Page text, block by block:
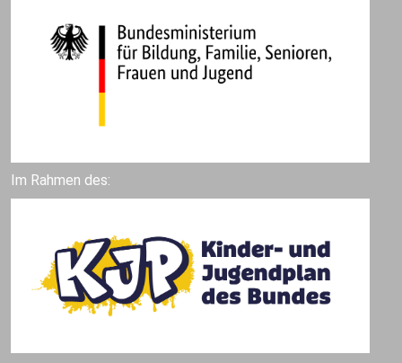
Im Rahmen des: